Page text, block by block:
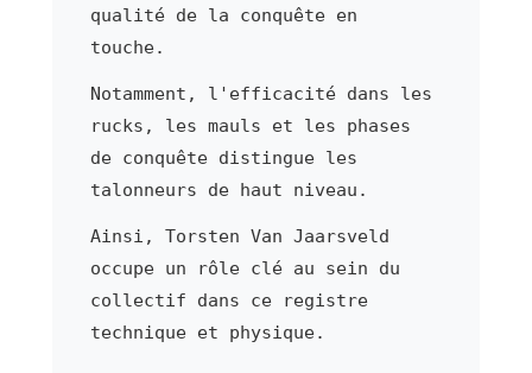
qualité de la conquête en
touche.
Notamment, l'efficacité dans les
rucks, les mauls et les phases
de conquête distingue les
talonneurs de haut niveau.
Ainsi, Torsten Van Jaarsveld
occupe un rôle clé au sein du
collectif dans ce registre
technique et physique.